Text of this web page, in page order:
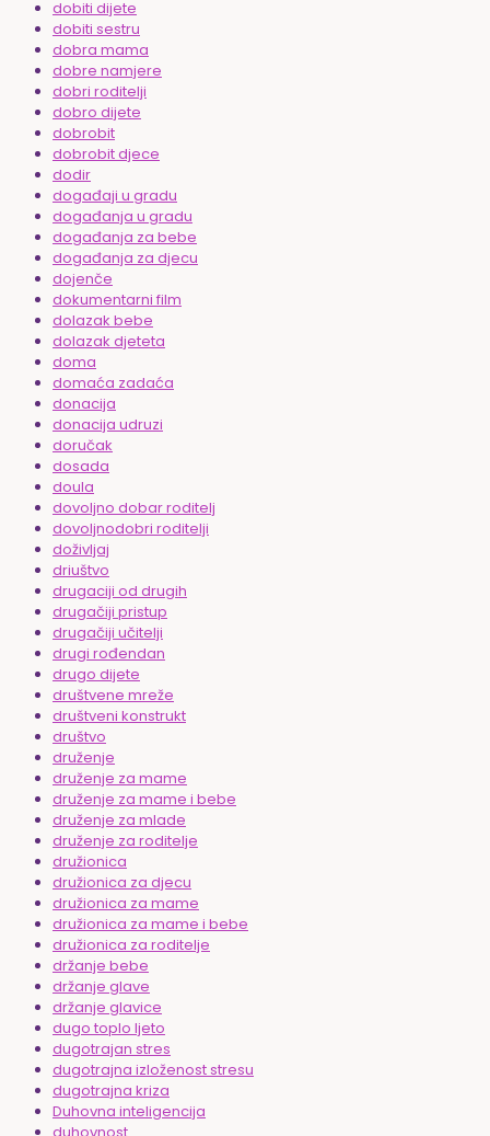
dobiti dijete
dobiti sestru
dobra mama
dobre namjere
dobri roditelji
dobro dijete
dobrobit
dobrobit djece
dodir
događaji u gradu
događanja u gradu
događanja za bebe
događanja za djecu
dojenče
dokumentarni film
dolazak bebe
dolazak djeteta
doma
domaća zadaća
donacija
donacija udruzi
doručak
dosada
doula
dovoljno dobar roditelj
dovoljnodobri roditelji
doživljaj
driuštvo
drugaciji od drugih
drugačiji pristup
drugačiji učitelji
drugi rođendan
drugo dijete
društvene mreže
društveni konstrukt
društvo
druženje
druženje za mame
druženje za mame i bebe
druženje za mlade
druženje za roditelje
družionica
družionica za djecu
družionica za mame
družionica za mame i bebe
družionica za roditelje
držanje bebe
držanje glave
držanje glavice
dugo toplo ljeto
dugotrajan stres
dugotrajna izloženost stresu
dugotrajna kriza
Duhovna inteligencija